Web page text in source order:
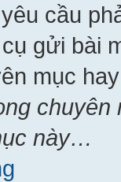
cầu
gửi bài
mục
chuyên
này…